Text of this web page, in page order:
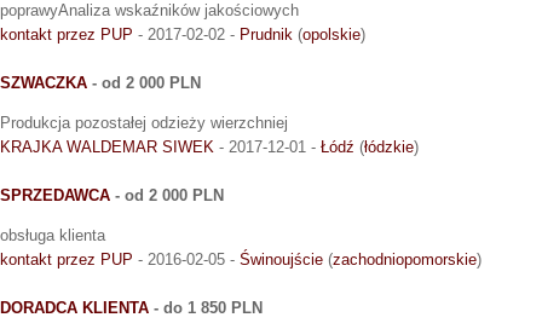
poprawyAnaliza wskaźników jakościowych
kontakt przez PUP - 2017-02-02 - Prudnik (opolskie)
SZWACZKA - od 2 000 PLN
Produkcja pozostałej odzieży wierzchniej
KRAJKA WALDEMAR SIWEK - 2017-12-01 - Łódź (łódzkie)
SPRZEDAWCA - od 2 000 PLN
obsługa klienta
kontakt przez PUP - 2016-02-05 - Świnoujście (zachodniopomorskie)
DORADCA KLIENTA - do 1 850 PLN